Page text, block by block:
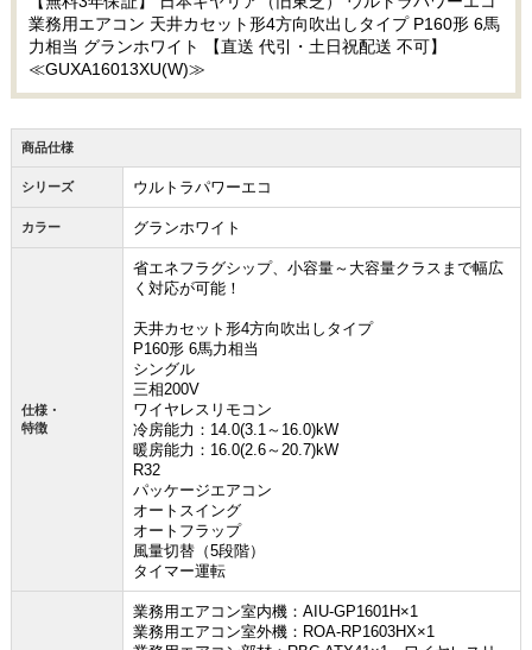
業務用エアコン 天井カセット形4方向吹出しタイプ P160形 6馬
力相当 グランホワイト 【直送 代引・土日祝配送 不可】
≪GUXA16013XU(W)≫
商品仕様
シリーズ ウルトラパワーエコ
カラー グランホワイト
仕様・
特徴
省エネフラグシップ、小容量～大容量クラスまで幅広
く対応が可能！
天井カセット形4方向吹出しタイプ
P160形 6馬力相当
シングル
三相200V
ワイヤレスリモコン
冷房能力：14.0(3.1～16.0)kW
暖房能力：16.0(2.6～20.7)kW
R32
パッケージエアコン
オートスイング
オートフラップ
風量切替（5段階）
タイマー運転
業務用エアコン室内機：AIU-GP1601H×1
業務用エアコン室外機：ROA-RP1603HX×1